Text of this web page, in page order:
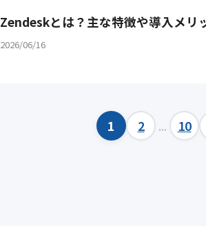
Zendeskとは？主な特徴や導入メリ
2026/06/16
1 2 ... 10